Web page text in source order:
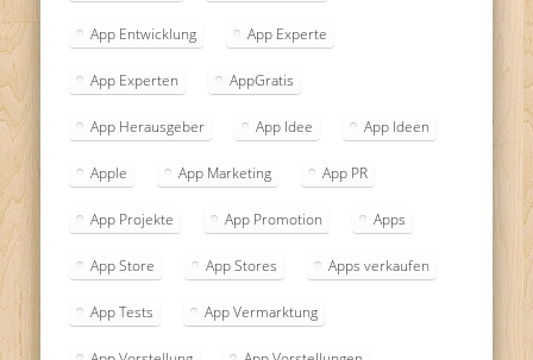
App Entwicklung App Experte
App Experten AppGratis
App Herausgeber App Idee App Ideen
Apple App Marketing App PR
App Projekte App Promotion Apps
App Store App Stores Apps verkaufen
App Tests App Vermarktung